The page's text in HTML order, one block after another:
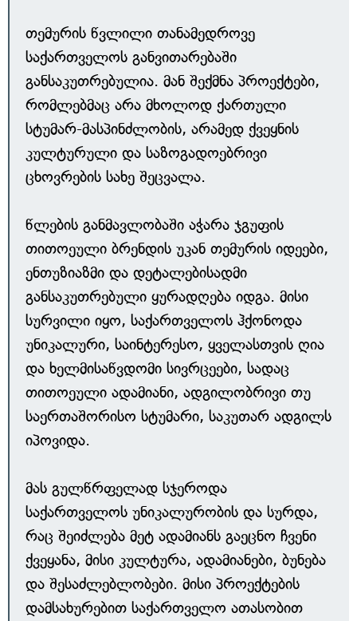
თემურის წვლილი თანამედროვე
საქართველოს განვითარებაში
განსაკუთრებულია. მან შექმნა პროექტები,
რომლებმაც არა მხოლოდ ქართული
სტუმარ-მასპინძლობის, არამედ ქვეყნის
კულტურული და საზოგადოებრივი
ცხოვრების სახე შეცვალა.
წლების განმავლობაში აჭარა ჯგუფის
თითოეული ბრენდის უკან თემურის იდეები,
ენთუზიაზმი და დეტალებისადმი
განსაკუთრებული ყურადღება იდგა. მისი
სურვილი იყო, საქართველოს ჰქონოდა
უნიკალური, საინტერესო, ყველასთვის ღია
და ხელმისაწვდომი სივრცეები, სადაც
თითოეული ადამიანი, ადგილობრივი თუ
საერთაშორისო სტუმარი, საკუთარ ადგილს
იპოვიდა.
მას გულწრფელად სჯეროდა
საქართველოს უნიკალურობის და სურდა,
რაც შეიძლება მეტ ადამიანს გაეცნო ჩვენი
ქვეყანა, მისი კულტურა, ადამიანები, ბუნება
და შესაძლებლობები. მისი პროექტების
დამსახურებით საქართველო ათასობით